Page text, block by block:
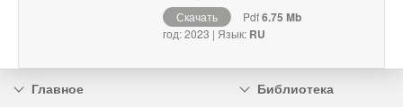
Скачать Pdf6.75 Mb
год: 2023 | Язык: RU
Главное
Библиотека